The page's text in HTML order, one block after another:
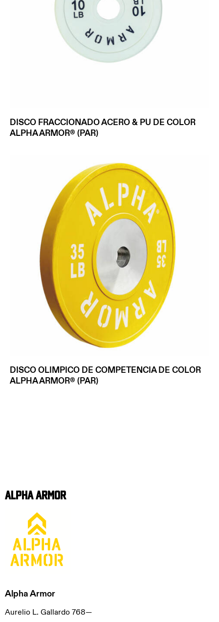
DISCO FRACCIONADO ACERO & PU DE COLOR
ALPHA ARMOR® (PAR)
DISCO OLIMPICO DE COMPETENCIA DE COLOR
ALPHA ARMOR® (PAR)
Alpha Armor
Alpha Armor
Aurelio L. Gallardo 768—